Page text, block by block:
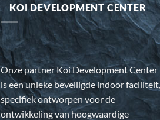
KOI DEVELOPMENT CENTER
Onze partner Koi Development Center
is een unieke beveiligde indoor faciliteit,
specifiek ontworpen voor de
ontwikkeling van hoogwaardige